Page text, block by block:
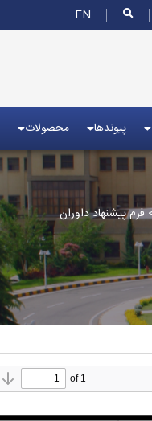
EN
پیوندها محصولات
فرم پيشنهاد داوران